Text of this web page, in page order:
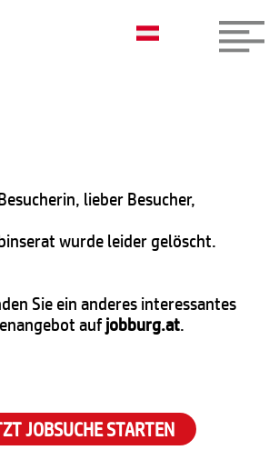
lieber Besucher,
wurde leider gelöscht.
Sie ein anderes interessantes
aufjobburg.at.
JOBSUCHE STARTEN